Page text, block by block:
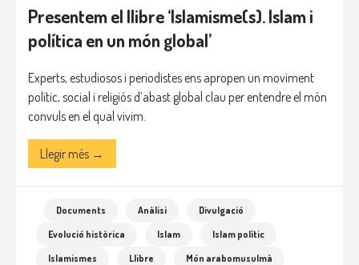
Presentem el llibre ‘Islamisme(s). Islam i
política en un món global’
Experts, estudiosos i periodistes ens apropen un moviment
polític, social i religiós d’abast global clau per entendre el món
convuls en el qual vivim.
Llegir més →
Documents Anàlisi
Divulgació
Evolució històrica
Islam
Islam polític
Islamismes
Llibre
Món arabomusulmà